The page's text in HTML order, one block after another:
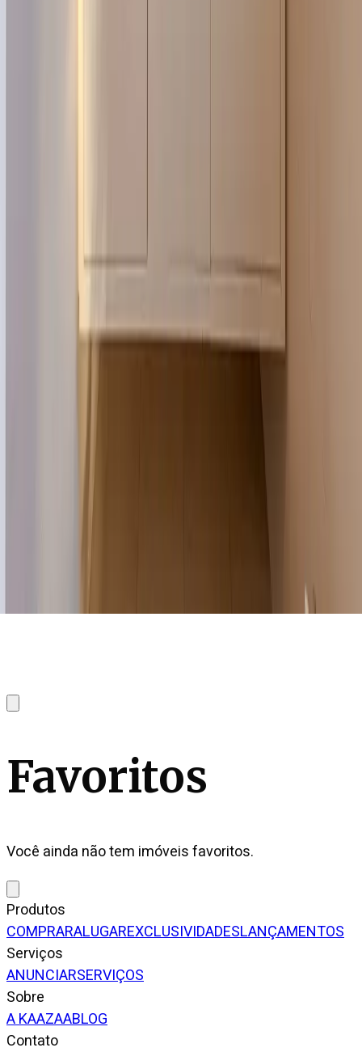
Favoritos
Você ainda não tem imóveis favoritos.
Produtos
COMPRARALUGAREXCLUSIVIDADESLANÇAMENTOS
Serviços
ANUNCIARSERVIÇOS
Sobre
A KAAZAABLOG
Contato